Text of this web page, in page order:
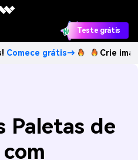
Teste grátis
grátis→ Crie imagens com
Paletas de